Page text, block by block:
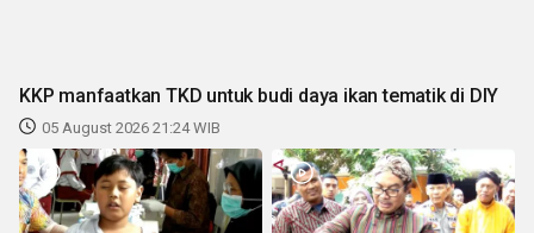
KKP manfaatkan TKD untuk budi daya ikan tematik di DIY
05 August 2026 21:24 WIB